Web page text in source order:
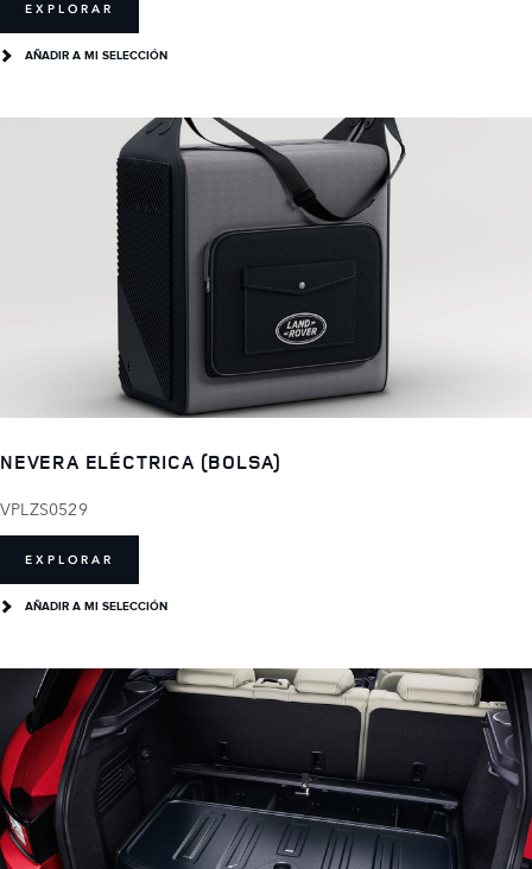
EXPLORAR
AÑADIR A MI SELECCIÓN
NEVERA ELÉCTRICA (BOLSA)
VPLZS0529
EXPLORAR
AÑADIR A MI SELECCIÓN